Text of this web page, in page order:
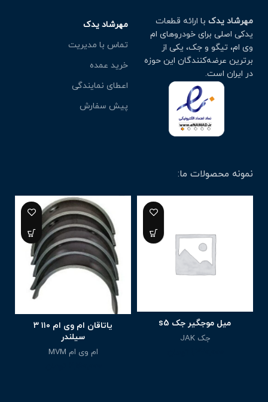
مهرشاد یدک با ارائه قطعات
یدکی اصلی برای خودروهای ام
وی ام، تیگو و جک، یکی از
برترین عرضه‌کنندگان این حوزه
در ایران است.
مهرشاد یدک
تماس با مدیریت
خرید عمده
اعطای نمایندگی
پیش سفارش
نمونه محصولات ما:
میل موجگیر جک s5
جک JAK
یاتاقان ام وی ام ۱۱۰ ۳
سیلندر
ام وی ام MVM